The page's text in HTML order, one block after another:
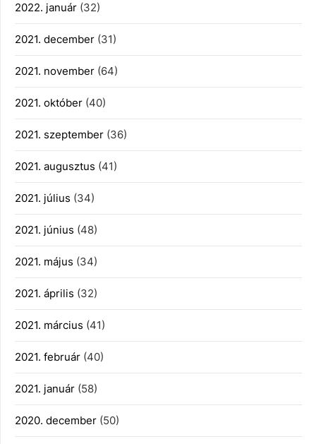
2022. január (32)
2021. december (31)
2021. november (64)
2021. október (40)
2021. szeptember (36)
2021. augusztus (41)
2021. július (34)
2021. június (48)
2021. május (34)
2021. április (32)
2021. március (41)
2021. február (40)
2021. január (58)
2020. december (50)